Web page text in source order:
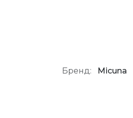
Бренд:
Micuna